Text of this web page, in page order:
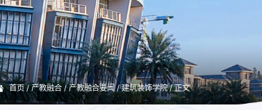
首页/产教融合 /产教融合要闻/建筑装饰学院/ 正文